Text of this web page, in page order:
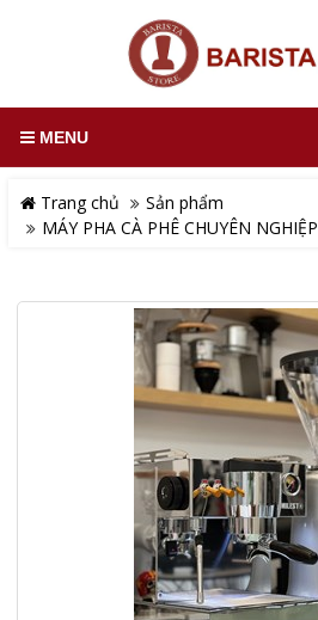
MENU
Trang chủ
Sản phẩm
MÁY PHA CÀ PHÊ CHUYÊN NGHIỆP